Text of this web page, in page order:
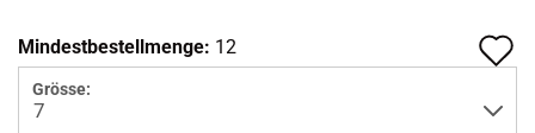
Mindestbestellmenge: 12
Grösse: